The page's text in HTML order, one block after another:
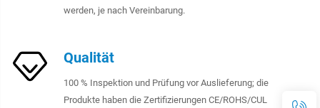
werden, je nach Vereinbarung.
Qualität
100 % Inspektion und Prüfung vor Auslieferung; die
Produkte haben die Zertifizierungen CE/ROHS/CUL